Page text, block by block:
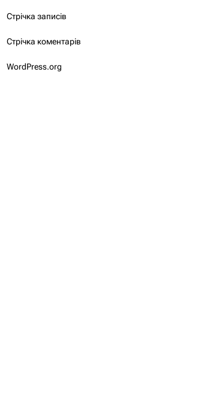
Стрічка записів
Стрічка коментарів
WordPress.org